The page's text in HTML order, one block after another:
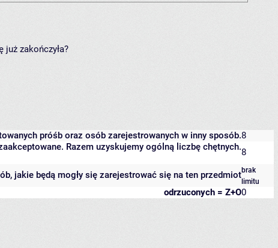
zakończyła?
próśb oraz osób zarejestrowanych w inny sposób.8
Razem uzyskujemy ogólną liczbę chętnych.8
jakie będą mogły się zarejestrować się na ten przedmiotbrak
limitu
odrzuconych = Z+O0